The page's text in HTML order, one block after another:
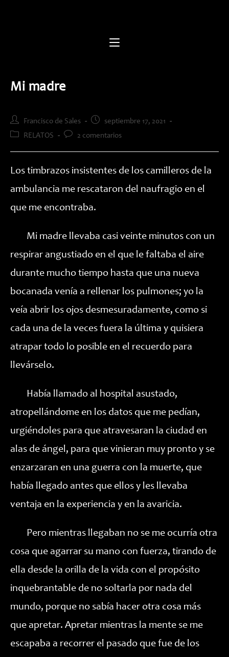
Mi madre
Autor
de
entrada:
Francisco de Sales
Publicación
entrada:
septiembre 17, 2021
Categoría
entrada:
RELATOS
Comentarios
entrada:
2 comentarios
Los timbrazos insistentes de los camilleros de la
ambulancia me rescataron del naufragio en el
que me encontraba.
Mi madre llevaba casi veinte minutos con un
respirar angustiado en el que le faltaba el aire
durante mucho tiempo hasta que una nueva
bocanada venía a rellenar los pulmones; yo la
veía abrir los ojos desmesuradamente, como si
cada una de la veces fuera la última y quisiera
atrapar todo lo posible en el recuerdo para
llevárselo.
Había llamado al hospital asustado,
atropellándome en los datos que me pedían,
urgiéndoles para que atravesaran la ciudad en
alas de ángel, para que vinieran muy pronto y se
enzarzaran en una guerra con la muerte, que
había llegado antes que ellos y les llevaba
ventaja en la experiencia y en la avaricia.
Pero mientras llegaban no se me ocurría otra
cosa que agarrar su mano con fuerza, tirando de
ella desde la orilla de la vida con el propósito
inquebrantable de no soltarla por nada del
mundo, porque no sabía hacer otra cosa más
que apretar. Apretar mientras la mente se me
escapaba a recorrer el pasado que fue de los